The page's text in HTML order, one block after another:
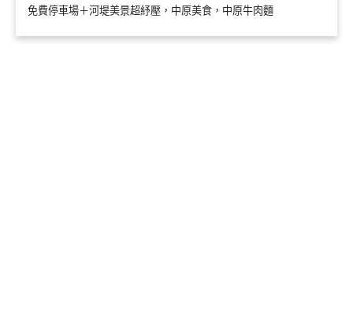
免費停車場＋河堤美景超紓壓，中原美食，中原牛肉麵